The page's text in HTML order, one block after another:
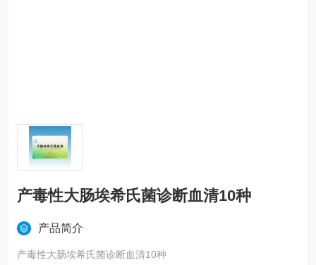
产毒性大肠埃希氏菌诊断血清10种
产品简介
产毒性大肠埃希氏菌诊断血清10种